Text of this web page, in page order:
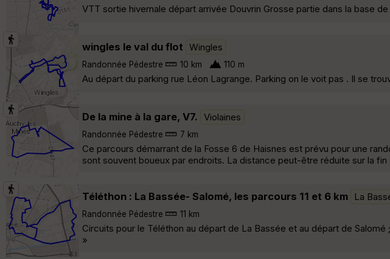
VTT sortie hivernale départ arrivée Douvrin Grosse partie dans la base
wingles le val du flot Wingles
Randonnée Pédestre 10 km 110 m
Au départ du parking rue Léon Lagrange. Parking on le voit pas . Il se
De la mine à la gare, V7. Violaines
Randonnée Pédestre 7 km
Ce parcours démarrant de la Fosse 6 de Haisnes est prévu pour une
sont souvent boueux par endroits. La distance peut-être réduite sur la
Téléthon : La Bassée- Salomé, les parcours 11 et 6 km La
Randonnée Pédestre 11 km
Circuits pour le Téléthon au départ de La Bassée et au départ de
»